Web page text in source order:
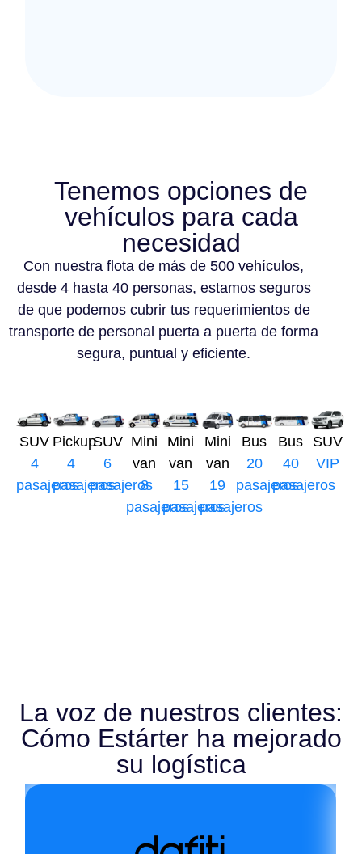
Tenemos opciones de
vehículos para cada
necesidad
Con nuestra flota de más de 500 vehículos,
desde 4 hasta 40 personas, estamos seguros
de que podemos cubrir tus requerimientos de
transporte de personal puerta a puerta de forma
segura, puntual y eficiente.
SUV
4
pasajeros
Pickup
4
pasajeros
SUV
6
pasajeros
Mini
van
8
pasajeros
Mini
van
15
pasajeros
Mini
van
19
pasajeros
Bus
20
pasajeros
Bus
40
pasajeros
SUV
VIP
La voz de nuestros clientes:
Cómo Estárter ha mejorado
su logística